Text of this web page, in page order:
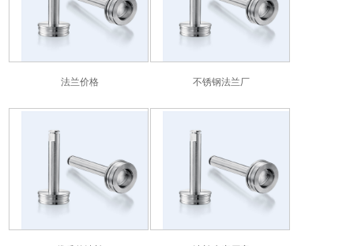
法兰价格 不锈钢法兰厂